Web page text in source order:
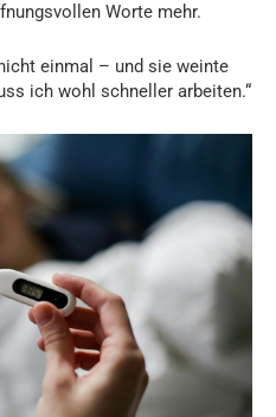
Worte mehr.
einmal – und sie weinte
ich wohl schneller arbeiten.“